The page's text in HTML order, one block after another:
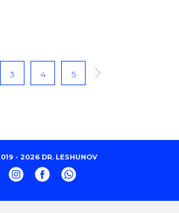
3 4 5
- 2026 DR. LESHUNOV